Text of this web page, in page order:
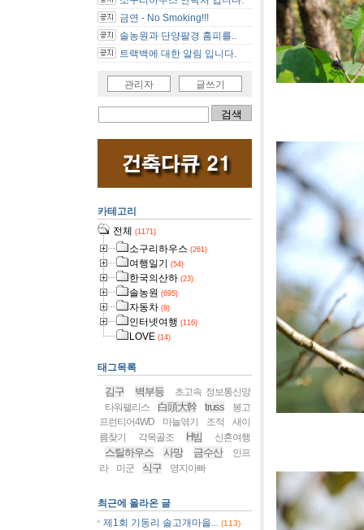
금연 - No Smoking!!!
솔농원과 단양팔경 홈피를..
트랙백에 대한 알림 입니다.
관리자 글쓰기
카테고리
전체 (1171)
소구리하우스 (261)
여행일기 (54)
한국의산하 (23)
솔농원 (695)
자동차 (8)
인터넷여행 (116)
LOVE (14)
태그목록
김구 벽부등
초고속 정보통신망
타워팰리스
白頭大幹 truss
봉고
프런티어4WD
마늘엮기 조적
새이
름찾기
각목골조 H빔 신혼여행
스틸하우스 사망 금수산
인프
라
미군 식구 영지아빠
최근에 올라온 글
제1회 기동리 솔고개마을...
(113)